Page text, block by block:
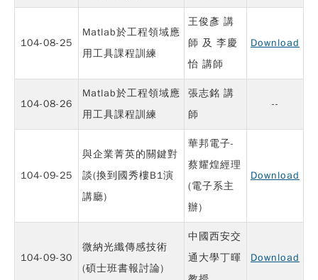
104-08-25
Matlab於工程領域應
用工具課程訓練
王俊彥 講
師 及 李慶
怡 講師
Download
104-08-26
Matlab於工程領域應
用工具課程訓練
張志銘 講
師
--
104-09-25
與企業菁英的關鍵對
談(換到國秀樓B1演
講廳)
華邦電子-
蔡耀煌經理
(電子系主
辦)
Download
104-09-30
微納光纖傳感技術
(碩士班書報討論)
中國西安交
通大學丁暉
Download